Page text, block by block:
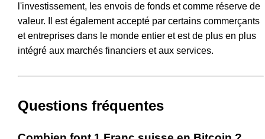
l'investissement, les envois de fonds et comme réserve de
valeur. Il est également accepté par certains commerçants
et entreprises dans le monde entier et est de plus en plus
intégré aux marchés financiers et aux services.
Questions fréquentes